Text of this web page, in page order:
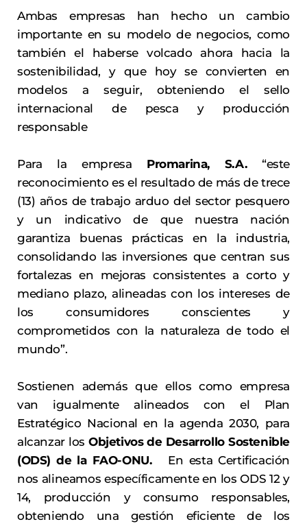
Ambas empresas han hecho un cambio
importante en su modelo de negocios, como
también el haberse volcado ahora hacia la
sostenibilidad, y que hoy se convierten en
modelos a seguir, obteniendo el sello
internacional de pesca y producción
responsable
Para la empresa Promarina, S.A.“este
reconocimiento es el resultado de más de trece
(13) años de trabajo arduo del sector pesquero
y un indicativo de que nuestra nación
garantiza buenas prácticas en la industria,
consolidando las inversiones que centran sus
fortalezas en mejoras consistentes a corto y
mediano plazo, alineadas con los intereses de
los consumidores conscientes y
comprometidos con la naturaleza de todo el
mundo”.
Sostienen además que ellos como empresa
van igualmente alineados con el Plan
Estratégico Nacional en la agenda 2030, para
alcanzar los Objetivos de Desarrollo Sostenible
(ODS) de la FAO-ONU.En esta Certificación
nos alineamos específicamente en los ODS 12 y
14, producción y consumo responsables,
obteniendo una gestión eficiente de los